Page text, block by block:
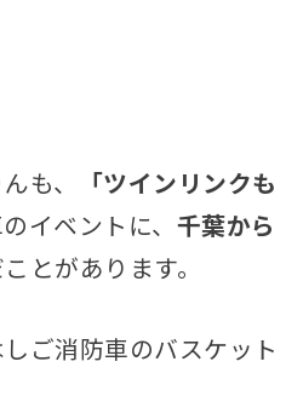
も、
「ツインリンクも
イベントに、 千葉から
とがあります。
ご消防車のバスケット